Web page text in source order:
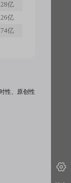
亿
亿
亿
性、原创性